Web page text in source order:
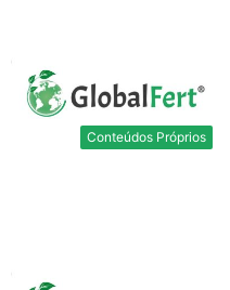
Conteúdos Próprios